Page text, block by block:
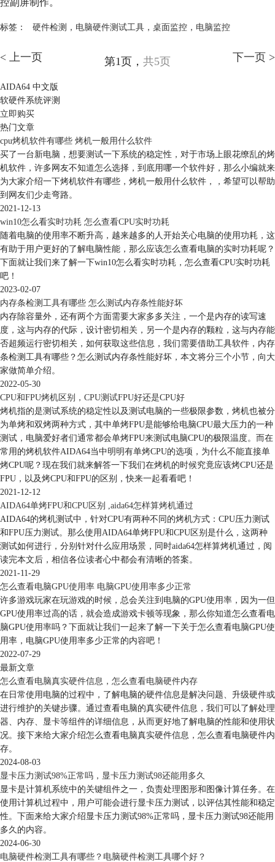
控副屏制作。
标签： 硬件检测 ， 电脑硬件测试工具， 桌面监控， 电脑监控
< 上一页 第1页， 共5页 下一页 >
AIDA64 中文版
软硬件系统评测
立即购买
热门文章
cpu烤机软件有哪些 烤机一般用什么软件
买了一台新电脑，想要测试一下系统的稳定性，对于市场上眼花缭乱的烤
机软件，许多网友不知道怎么选择，到底用哪一个软件好，那么小编就来
为大家介绍一下烤机软件有哪些，烤机一般用什么软件，，希望可以帮助
到网友们少走弯路。
2021-12-13
win10怎么看实时功耗 怎么查看CPU实时功耗
随着电脑的使用率不断升高，越来越多的人开始关心电脑的使用功耗，这
有助于用户更好的了解电脑性能，那么应该怎么查看电脑的实时功耗呢？
下面就让我们来了解一下win10怎么看实时功耗，怎么查看CPU实时功耗
吧！
2023-02-07
内存条检测工具有哪些 怎么测试内存条性能好坏
内存除容量外，还有两个方面需要大家多多关注，一个是内存的读写速
度，这与内存的代际，设计密切相关，另一个是内存的颗粒，这与内存能
否超频运行密切相关，如何获取这些信息，我们需要借助工具软件，内存
条检测工具有哪些？怎么测试内存条性能好坏，本文将分三个小节，向大
家做简单介绍。
2022-05-30
CPU和FPU烤机区别，CPU测试FPU好还是CPU好
烤机指的是测试系统的稳定性以及测试电脑的一些极限参数，烤机也被分
为单烤和双烤两种方式，其中单烤FPU是能够给电脑CPU最大压力的一种
测试，电脑爱好者们通常都会单烤FPU来测试电脑CPU的极限温度。而在
常用的烤机软件AIDA64当中明明有单烤CPU的选项，为什么不能直接单
烤CPU呢？现在我们就来解答一下我们在烤机的时候究竟应该烤CPU还是
FPU，以及烤CPU和FPU的区别，快来一起看看吧！
2021-12-12
AIDA64单烤FPU和CPU区别 ,aida64怎样算烤机通过
AIDA64的烤机测试中，针对CPU有两种不同的烤机方式：CPU压力测试
和FPU压力测试。那么使用AIDA64单烤FPU和CPU区别是什么，这两种
测试如何进行，分别针对什么应用场景，同时aida64怎样算烤机通过，阅
读完本文后，相信各位读者心中都会有清晰的答案。
2021-11-29
怎么查看电脑GPU使用率 电脑GPU使用率多少正常
许多游戏玩家在玩游戏的时候，总会关注到电脑的GPU使用率，因为一但
GPU使用率过高的话，就会造成游戏卡顿等现象，那么你知道怎么查看电
脑GPU使用率吗？下面就让我们一起来了解一下关于怎么查看电脑GPU使
用率，电脑GPU使用率多少正常的内容吧！
2022-07-29
最新文章
怎么查看电脑真实硬件信息，怎么查看电脑硬件内存
在日常使用电脑的过程中，了解电脑的硬件信息是解决问题、升级硬件或
进行维护的关键步骤。通过查看电脑的真实硬件信息，我们可以了解处理
器、内存、显卡等组件的详细信息，从而更好地了解电脑的性能和使用状
况。接下来给大家介绍怎么查看电脑真实硬件信息，怎么查看电脑硬件内
存。
2024-08-03
显卡压力测试98%正常吗，显卡压力测试98还能用多久
显卡是计算机系统中的关键组件之一，负责处理图形和图像计算任务。在
使用计算机过程中，用户可能会进行显卡压力测试，以评估其性能和稳定
性。下面来给大家介绍显卡压力测试98%正常吗，显卡压力测试98还能用
多久的内容。
2024-06-30
电脑硬件检测工具有哪些？电脑硬件检测工具哪个好？